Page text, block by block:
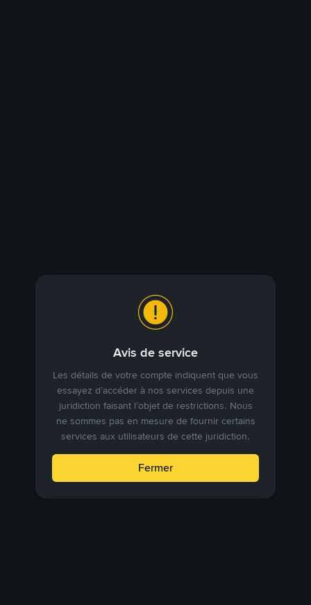
Avis de service
Les détails de votre compte indiquent que vous
essayez d’accéder à nos services depuis une
juridiction faisant l’objet de restrictions. Nous
ne sommes pas en mesure de fournir certains
services aux utilisateurs de cette juridiction.
Fermer